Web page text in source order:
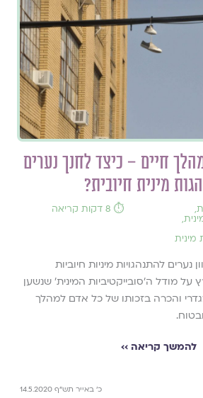
חיים – כיצד לחנך נערים
מינית חיובית?
,
,
⏱️ 8 דקות קריאה
נערים להתנהגויות מיניות חיוביות
על מודל ה'סובייקטיביות המינית' שנשען
והכרה בזכותו של כל אדם למהלך
להמשך קריאה ››
כ' באייר תש"ף 14.5.2020